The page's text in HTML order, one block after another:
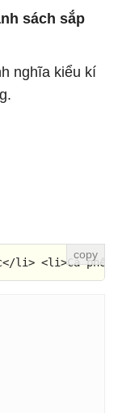
sách sắp
nghĩa kiểu kí
</li> <li>Cà phê